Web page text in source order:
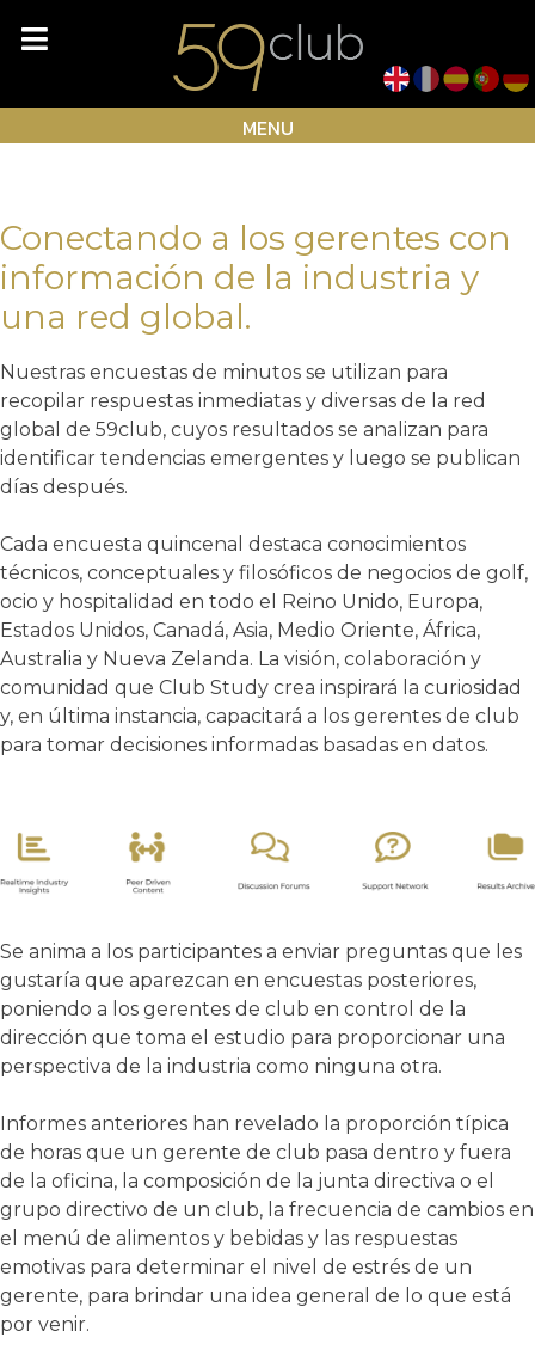
MENU
Month:
July 2023
Club Study
Conectando a los gerentes con
información de la industria y
una red global.
Nuestras encuestas de minutos se utilizan para
recopilar respuestas inmediatas y diversas de la red
global de 59club, cuyos resultados se analizan para
identificar tendencias emergentes y luego se publican
días después.
Cada encuesta quincenal destaca conocimientos
técnicos, conceptuales y filosóficos de negocios de golf,
ocio y hospitalidad en todo el Reino Unido, Europa,
Estados Unidos, Canadá, Asia, Medio Oriente, África,
Australia y Nueva Zelanda. La visión, colaboración y
comunidad que Club Study crea inspirará la curiosidad
y, en última instancia, capacitará a los gerentes de club
para tomar decisiones informadas basadas en datos.
Se anima a los participantes a enviar preguntas que les
gustaría que aparezcan en encuestas posteriores,
poniendo a los gerentes de club en control de la
dirección que toma el estudio para proporcionar una
perspectiva de la industria como ninguna otra.
Informes anteriores han revelado la proporción típica
de horas que un gerente de club pasa dentro y fuera
de la oficina, la composición de la junta directiva o el
grupo directivo de un club, la frecuencia de cambios en
el menú de alimentos y bebidas y las respuestas
emotivas para determinar el nivel de estrés de un
gerente, para brindar una idea general de lo que está
por venir.